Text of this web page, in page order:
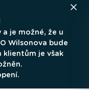
je možné, že u
Wilsonova bude
klientům je však